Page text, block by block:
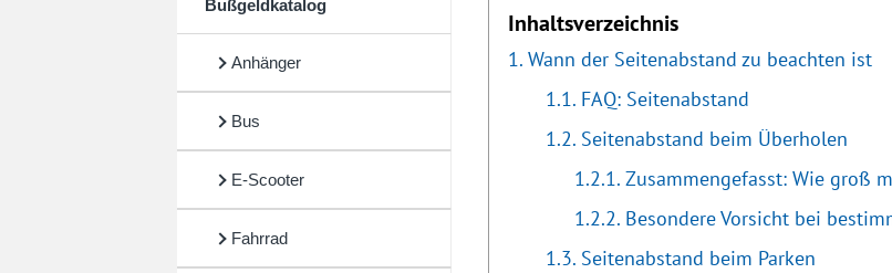
Bußgeldkatalog
Anhänger
Bus
E-Scooter
Fahrrad
Inhaltsverzeichnis
Wann der Seitenabstand zu beachten ist
FAQ: Seitenabstand
Seitenabstand beim Überholen
Zusammengefasst: Wie groß
Besondere Vorsicht bei
Seitenabstand beim Parken